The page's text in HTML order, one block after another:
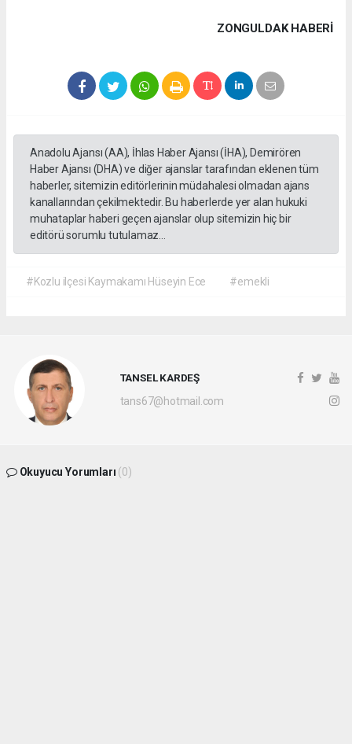
ZONGULDAK HABERİ
Anadolu Ajansı (AA), İhlas Haber Ajansı (İHA), Demirören
Haber Ajansı (DHA) ve diğer ajanslar tarafından eklenen tüm
haberler, sitemizin editörlerinin müdahalesi olmadan ajans
kanallarından çekilmektedir. Bu haberlerde yer alan hukuki
muhataplar haberi geçen ajanslar olup sitemizin hiç bir
editörü sorumlu tutulamaz...
#Kozlu ilçesi Kaymakamı Hüseyin Ece #emekli
TANSEL KARDEŞ
tans67@hotmail.com
Okuyucu Yorumları (0)